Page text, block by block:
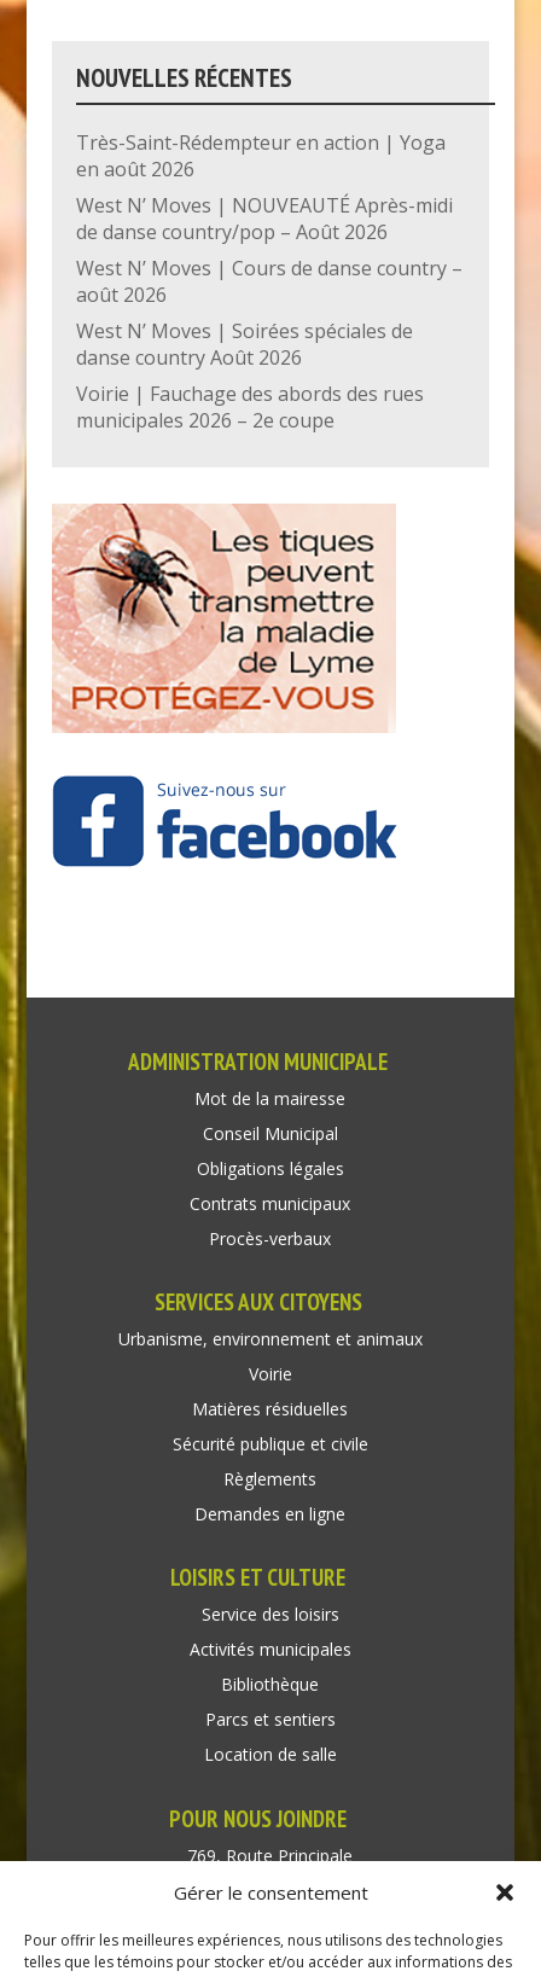
Gérer le consentement
Pour offrir les meilleures expériences, nous utilisons des technologies
telles que les témoins pour stocker et/ou accéder aux informations des
NOUVELLES RÉCENTES
Très-Saint-Rédempteur en action | Yoga
en août 2026
West N’ Moves | NOUVEAUTÉ Après-midi
de danse country/pop – Août 2026
West N’ Moves | Cours de danse country –
août 2026
West N’ Moves | Soirées spéciales de
danse country Août 2026
Voirie | Fauchage des abords des rues
municipales 2026 – 2e coupe
ADMINISTRATION MUNICIPALE
Mot de la mairesse
Conseil Municipal
Obligations légales
Contrats municipaux
Procès-verbaux
SERVICES AUX CITOYENS
Urbanisme, environnement et animaux
Voirie
Matières résiduelles
Sécurité publique et civile
Règlements
Demandes en ligne
LOISIRS ET CULTURE
Service des loisirs
Activités municipales
Bibliothèque
Parcs et sentiers
Location de salle
POUR NOUS JOINDRE
769, Route Principale
Très-Saint-Rédempteur
Téléphone : (450) 451-5203